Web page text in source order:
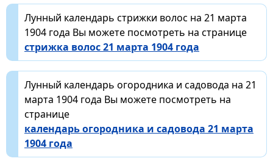
Лунный календарь стрижки волос на 21 марта
1904 года Вы можете посмотреть на странице
стрижка волос 21 марта 1904 года
Лунный календарь огородника и садовода на 21
марта 1904 года Вы можете посмотреть на
странице
календарь огородника и садовода 21 марта
1904 года